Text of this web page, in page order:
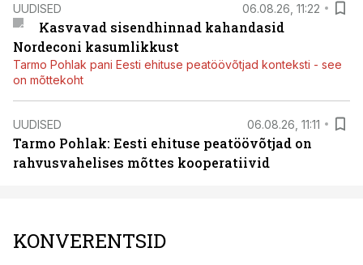
UUDISED 06.08.26, 11:22
Kasvavad sisendhinnad kahandasid
Nordeconi kasumlikkust
Tarmo Pohlak pani Eesti ehituse peatöövõtjad konteksti - see
on mõttekoht
UUDISED 06.08.26, 11:11
Tarmo Pohlak: Eesti ehituse peatöövõtjad on
rahvusvahelises mõttes kooperatiivid
KONVERENTSID